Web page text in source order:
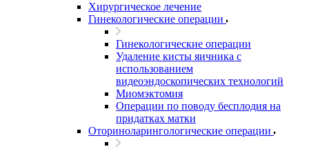
Хирургическое лечение
Гинекологические операции
Гинекологические операции
Удаление кисты яичника с
использованием
видеоэндоскопических технологий
Миомэктомия
Операции по поводу бесплодия на
придатках матки
Оториноларингологические операции